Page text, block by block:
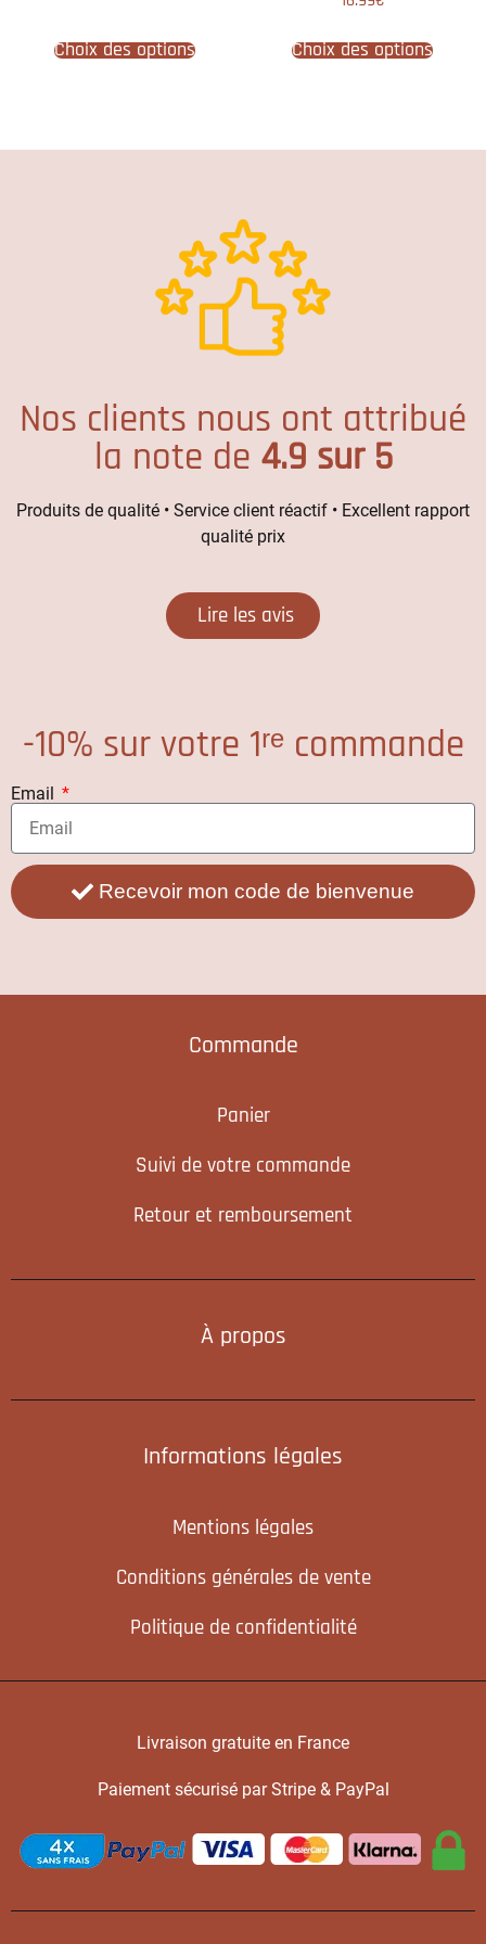
Choix des options Choix des options
Nos clients nous ont attribué
la note de 4.9 sur 5
Produits de qualité • Service client réactif • Excellent rapport
qualité prix
Lire les avis
-10% sur votre 1ʳᵉ commande
Email
Recevoir mon code de bienvenue
Commande
Panier
Suivi de votre commande
Retour et remboursement
À propos
Informations légales
Mentions légales
Conditions générales de vente
Politique de confidentialité
Livraison gratuite en France
Paiement sécurisé par Stripe & PayPal